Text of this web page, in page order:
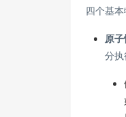
四个基
原
分执